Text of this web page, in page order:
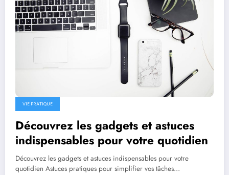
VIE PRATIQUE
Découvrez les gadgets et astuces
indispensables pour votre quotidien
Découvrez les gadgets et astuces indispensables pour votre
quotidien Astuces pratiques pour simplifier vos tâches…